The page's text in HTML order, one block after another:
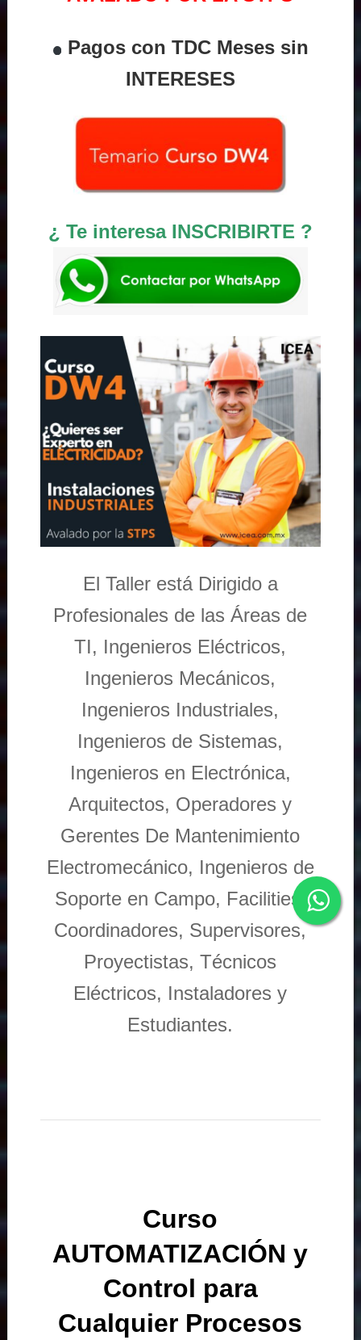
Pagos con TDC Meses sin
INTERESES
¿ Te interesa INSCRIBIRTE ?
El Taller está Dirigido a
Profesionales de las Áreas de
TI, Ingenieros Eléctricos,
Ingenieros Mecánicos,
Ingenieros Industriales,
Ingenieros de Sistemas,
Ingenieros en Electrónica,
Arquitectos, Operadores y
Gerentes De Mantenimiento
Electromecánico, Ingenieros de
Soporte en Campo, Facilities,
Coordinadores, Supervisores,
Proyectistas, Técnicos
Eléctricos, Instaladores y
Estudiantes.
Curso
AUTOMATIZACIÓN y
Control para
Cualquier Procesos